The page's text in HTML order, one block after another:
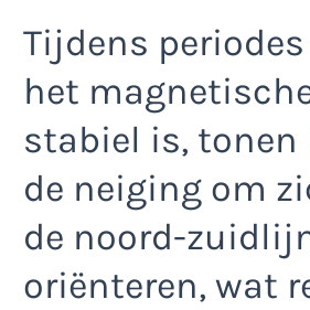
Tijdens
het
stabiel is, tonen
de neiging om
de noord-
oriënteren, wat